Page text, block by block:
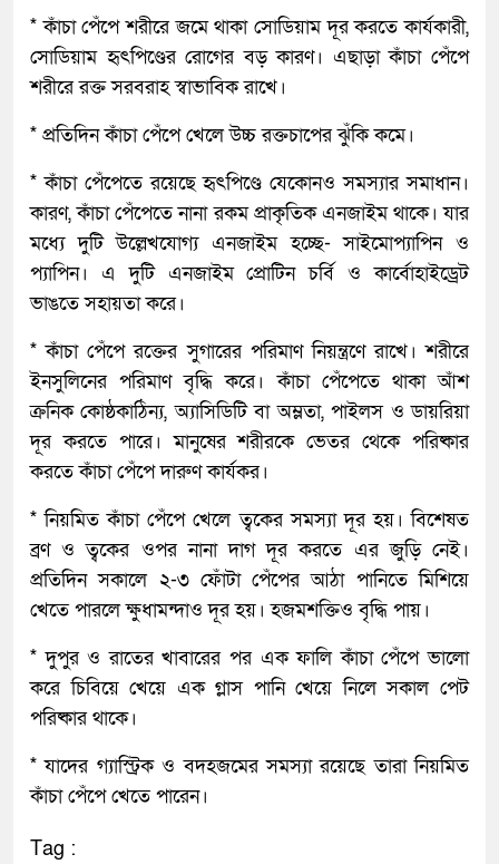
* কাঁচা পেঁপে শরীরে জমে থাকা সোডিয়াম দূর করতে কার্যকারী,
সোডিয়াম হৃৎপিণ্ডের রোগের বড় কারণ। এছাড়া কাঁচা পেঁপে
শরীরে রক্ত সরবরাহ স্বাভাবিক রাখে।
* প্রতিদিন কাঁচা পেঁপে খেলে উচ্চ রক্তচাপের ঝুঁকি কমে।
* কাঁচা পেঁপেতে রয়েছে হৃৎপিণ্ডে যেকোনও সমস্যার সমাধান।
কারণ, কাঁচা পেঁপেতে নানা রকম প্রাকৃতিক এনজাইম থাকে। যার
মধ্যে দুটি উল্লেখযোগ্য এনজাইম হচ্ছে- সাইমোপ্যাপিন ও
প্যাপিন। এ দুটি এনজাইম প্রোটিন চর্বি ও কার্বোহাইড্রেট
ভাঙতে সহায়তা করে।
* কাঁচা পেঁপে রক্তের সুগারের পরিমাণ নিয়ন্ত্রণে রাখে। শরীরে
ইনসুলিনের পরিমাণ বৃদ্ধি করে। কাঁচা পেঁপেতে থাকা আঁশ
ক্রনিক কোষ্ঠকাঠিন্য, অ্যাসিডিটি বা অম্লতা, পাইলস ও ডায়রিয়া
দূর করতে পারে। মানুষের শরীরকে ভেতর থেকে পরিষ্কার
করতে কাঁচা পেঁপে দারুণ কার্যকর।
* নিয়মিত কাঁচা পেঁপে খেলে ত্বকের সমস্যা দূর হয়। বিশেষত
ব্রণ ও ত্বকের ওপর নানা দাগ দূর করতে এর জুড়ি নেই।
প্রতিদিন সকালে ২-৩ ফোঁটা পেঁপের আঠা পানিতে মিশিয়ে
খেতে পারলে ক্ষুধামন্দাও দূর হয়। হজমশক্তিও বৃদ্ধি পায়।
* দুপুর ও রাতের খাবারের পর এক ফালি কাঁচা পেঁপে ভালো
করে চিবিয়ে খেয়ে এক গ্লাস পানি খেয়ে নিলে সকাল পেট
পরিষ্কার থাকে।
* যাদের গ্যাস্ট্রিক ও বদহজমের সমস্যা রয়েছে তারা নিয়মিত
কাঁচা পেঁপে খেতে পারেন।
Tag :